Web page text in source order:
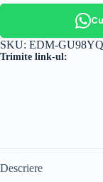
SKU: EDM-
Trimite link-ul:
Descriere